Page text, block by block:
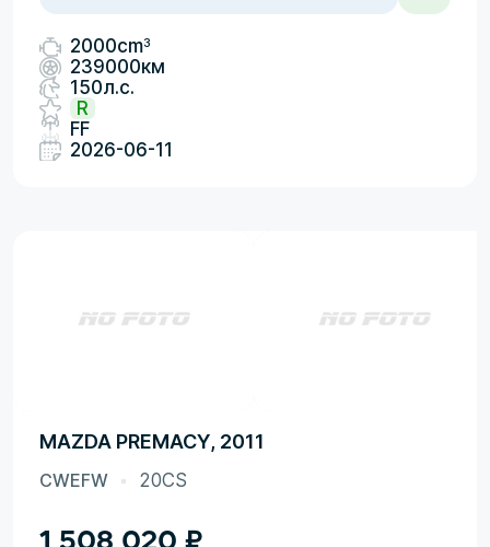
2000cm3
239000км
150л.с.
R
FF
2026-06-11
MAZDA PREMACY, 2011
CWEFW 20CS
1 508 020 ₽